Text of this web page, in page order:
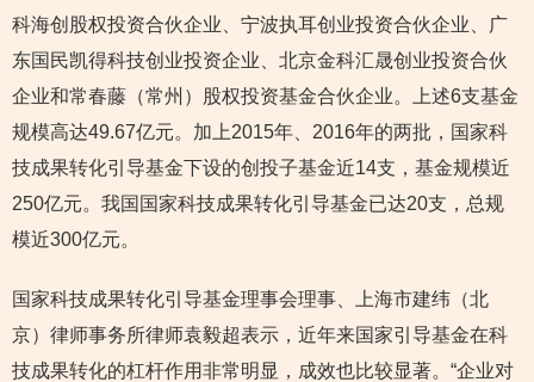
科海创股权投资合伙企业、宁波执耳创业投资合伙企业、广
东国民凯得科技创业投资企业、北京金科汇晟创业投资合伙
企业和常春藤（常州）股权投资基金合伙企业。上述6支基金
规模高达49.67亿元。加上2015年、2016年的两批，国家科
技成果转化引导基金下设的创投子基金近14支，基金规模近
250亿元。我国国家科技成果转化引导基金已达20支，总规
模近300亿元。
国家科技成果转化引导基金理事会理事、上海市建纬（北
京）律师事务所律师袁毅超表示，近年来国家引导基金在科
技成果转化的杠杆作用非常明显，成效也比较显著。“企业对